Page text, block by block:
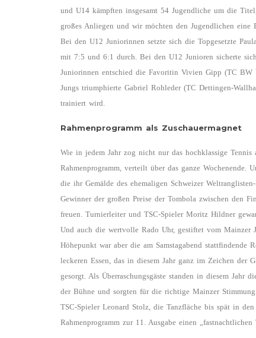
und U14 kämpften insgesamt 54 Jugendliche um die
großes Anliegen und wir möchten den Jugendlichen
Bei den U12 Juniorinnen setzte sich die Topgesetzte
mit 7:5 und 6:1 durch. Bei den U12 Junioren sicherte
Juniorinnen entschied die Favoritin Vivien Gipp (TC BW
Jungs triumphierte Gabriel Rohleder (TC Dettingen-
trainiert wird.
Rahmenprogramm als Zuschauermagnet
Wie in jedem Jahr zog nicht nur das hochklassige
Rahmenprogramm, verteilt über das ganze Wochenende.
die ihr Gemälde des ehemaligen Schweizer
Gewinner der großen Preise der Tombola zwischen den
freuen. Turnierleiter und TSC-Spieler Moritz Hildner
Und auch die wertvolle Rado Uhr, gestiftet vom Mainzer
Höhepunkt war aber die am Samstagabend
leckeren Essen, das in diesem Jahr ganz im Zeichen der
gesorgt. Als Überraschungsgäste standen in diesem Jahr
der Bühne und sorgten für die richtige Mainzer
TSC-Spieler Leonard Stolz, die Tanzfläche bis spät in
Rahmenprogramm zur 11. Ausgabe einen